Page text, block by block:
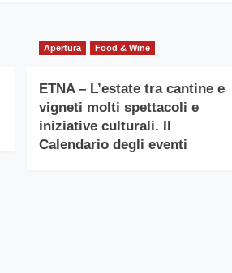
Apertura Food & Wine
ETNA – L’estate tra cantine e
vigneti molti spettacoli e
iniziative culturali. Il
Calendario degli eventi